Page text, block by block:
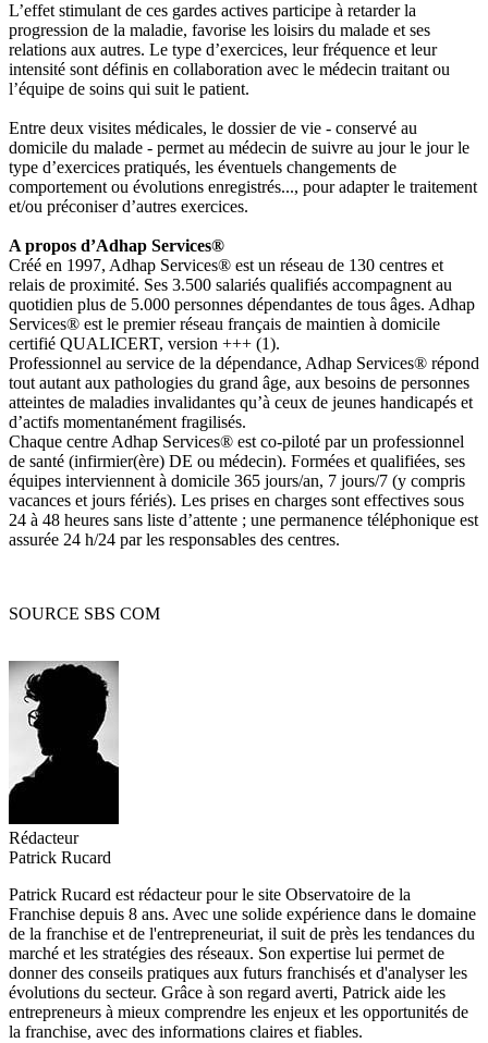
L’effet stimulant de ces gardes actives participe à retarder la
progression de la maladie, favorise les loisirs du malade et ses
relations aux autres. Le type d’exercices, leur fréquence et leur
intensité sont définis en collaboration avec le médecin traitant ou
l’équipe de soins qui suit le patient.
Entre deux visites médicales, le dossier de vie - conservé au
domicile du malade - permet au médecin de suivre au jour le jour le
type d’exercices pratiqués, les éventuels changements de
comportement ou évolutions enregistrés..., pour adapter le traitement
et/ou préconiser d’autres exercices.
A propos d’Adhap Services®
Créé en 1997, Adhap Services® est un réseau de 130 centres et
relais de proximité. Ses 3.500 salariés qualifiés accompagnent au
quotidien plus de 5.000 personnes dépendantes de tous âges. Adhap
Services® est le premier réseau français de maintien à domicile
certifié QUALICERT, version +++ (1).
Professionnel au service de la dépendance, Adhap Services® répond
tout autant aux pathologies du grand âge, aux besoins de personnes
atteintes de maladies invalidantes qu’à ceux de jeunes handicapés et
d’actifs momentanément fragilisés.
Chaque centre Adhap Services® est co-piloté par un professionnel
de santé (infirmier(ère) DE ou médecin). Formées et qualifiées, ses
équipes interviennent à domicile 365 jours/an, 7 jours/7 (y compris
vacances et jours fériés). Les prises en charges sont effectives sous
24 à 48 heures sans liste d’attente ; une permanence téléphonique est
assurée 24 h/24 par les responsables des centres.
SOURCE SBS COM
Rédacteur
Patrick Rucard
Patrick Rucard est rédacteur pour le site Observatoire de la
Franchise depuis 8 ans. Avec une solide expérience dans le domaine
de la franchise et de l'entrepreneuriat, il suit de près les tendances du
marché et les stratégies des réseaux. Son expertise lui permet de
donner des conseils pratiques aux futurs franchisés et d'analyser les
évolutions du secteur. Grâce à son regard averti, Patrick aide les
entrepreneurs à mieux comprendre les enjeux et les opportunités de
la franchise, avec des informations claires et fiables.